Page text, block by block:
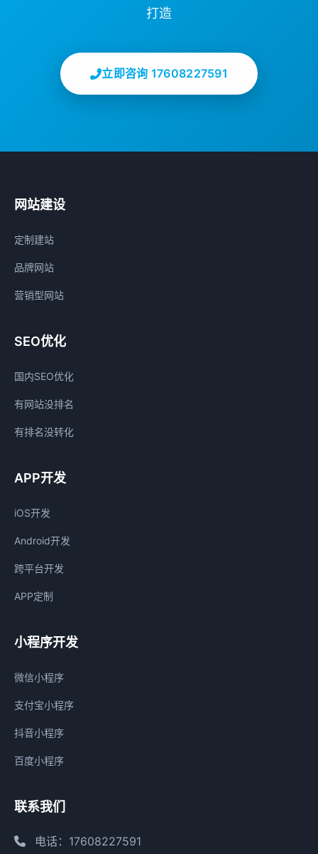
打造
立即咨询 17608227591
网站建设
定制建站
品牌网站
营销型网站
SEO优化
国内SEO优化
有网站没排名
有排名没转化
APP开发
iOS开发
Android开发
跨平台开发
APP定制
小程序开发
微信小程序
支付宝小程序
抖音小程序
百度小程序
联系我们
电话：17608227591